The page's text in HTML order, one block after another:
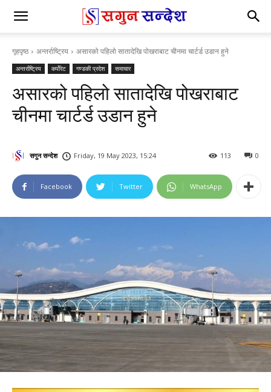
गृहपृष्ठ अन्तर्राष्ट्रिय असारको पहिलो सातादेखि पोखराबाट चीनमा चार्टर्ड उडान हुने
अन्तर्राष्ट्रिय कर्पोरेट गण्डकी प्रदेश समाचार
असारको पहिलो सातादेखि पोखराबाट
चीनमा चार्टर्ड उडान हुने
सगुन सन्देश Friday, 19 May 2023, 15:24 0
113
Facebook Twitter WhatsApp